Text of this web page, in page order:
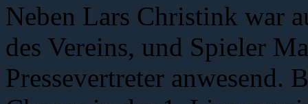
Neben Lars Christink war
des Vereins, und Spieler
Pressevertreter anwesend.